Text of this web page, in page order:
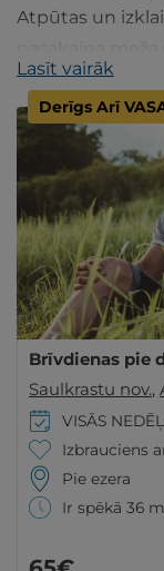
Atpūtas un
pludmali.
dabas.
Lasīt vairāk
Derīgs Arī
Brīvdienas pie
Saulkrastu nov.,
VISĀS
Izbrauciens
Pie ezera
Ir spēkā 36